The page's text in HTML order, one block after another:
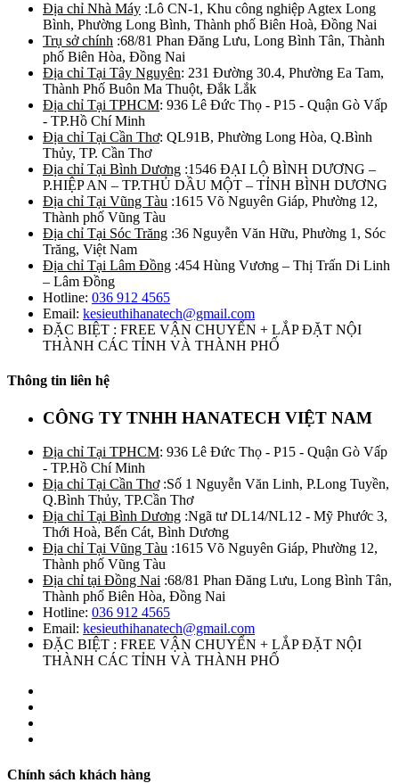
Địa chỉ Nhà Máy :Lô CN-1, Khu công nghiệp Agtex Long
Bình, Phường Long Bình, Thành phố Biên Hoà, Đồng Nai
Trụ sở chính :68/81 Phan Đăng Lưu, Long Bình Tân, Thành
phố Biên Hòa, Đồng Nai
Địa chỉ Tại Tây Nguyên: 231 Đường 30.4, Phường Ea Tam,
Thành Phố Buôn Ma Thuột, Đắk Lắk
Địa chỉ Tại TPHCM: 936 Lê Đức Thọ - P15 - Quận Gò Vấp
- TP.Hồ Chí Minh
Địa chỉ Tại Cần Thơ: QL91B, Phường Long Hòa, Q.Bình
Thủy, TP. Cần Thơ
Địa chỉ Tại Bình Dương :1546 ĐẠI LỘ BÌNH DƯƠNG –
P.HIỆP AN – TP.THỦ DẦU MỘT – TỈNH BÌNH DƯƠNG
Địa chỉ Tại Vũng Tàu :1615 Võ Nguyên Giáp, Phường 12,
Thành phố Vũng Tàu
Địa chỉ Tại Sóc Trăng :36 Nguyễn Văn Hữu, Phường 1, Sóc
Trăng, Việt Nam
Địa chỉ Tại Lâm Đồng :454 Hùng Vương – Thị Trấn Di Linh
– Lâm Đồng
Hotline: 036 912 4565
Email: kesieuthihanatech@gmail.com
ĐẶC BIỆT : FREE VẬN CHUYỂN + LẮP ĐẶT NỘI
THÀNH CÁC TỈNH VÀ THÀNH PHỐ
Thông tin liên hệ
CÔNG TY TNHH HANATECH VIỆT NAM
Địa chỉ Tại TPHCM: 936 Lê Đức Thọ - P15 - Quận Gò Vấp
- TP.Hồ Chí Minh
Địa chỉ Tại Cần Thơ:Số 1 Nguyễn Văn Linh, P.Long Tuyền,
Q.Bình Thủy, TP.Cần Thơ
Địa chỉ Tại Bình Dương :Ngã tư DL14/NL12 - Mỹ Phước 3,
Thới Hoà, Bến Cát, Bình Dương
Địa chỉ Tại Vũng Tàu :1615 Võ Nguyên Giáp, Phường 12,
Thành phố Vũng Tàu
Địa chỉ tại Đồng Nai :68/81 Phan Đăng Lưu, Long Bình Tân,
Thành phố Biên Hòa, Đồng Nai
Hotline: 036 912 4565
Email: kesieuthihanatech@gmail.com
ĐẶC BIỆT : FREE VẬN CHUYỂN + LẮP ĐẶT NỘI
THÀNH CÁC TỈNH VÀ THÀNH PHỐ
Chính sách khách hàng